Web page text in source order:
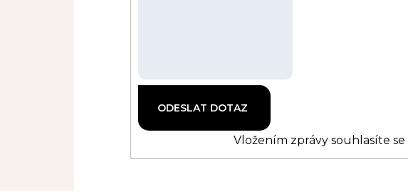
Vložením zprávy souhlasíte se